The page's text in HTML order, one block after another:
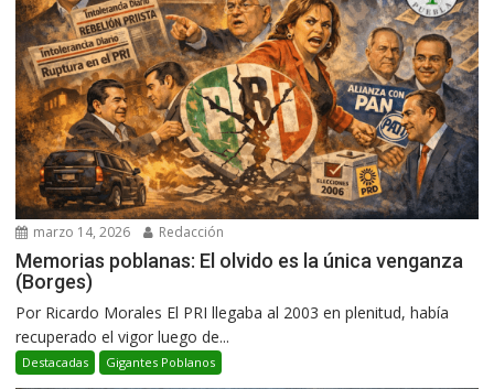
marzo 14, 2026 Redacción
Memorias poblanas: El olvido es la única venganza
(Borges)
Por Ricardo Morales El PRI llegaba al 2003 en plenitud, había
recuperado el vigor luego de...
Destacadas Gigantes Poblanos